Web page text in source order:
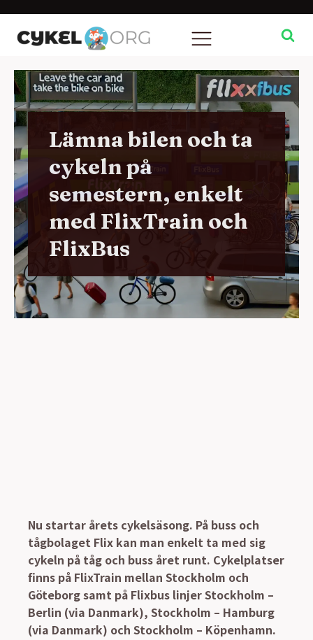
Lämna bilen och ta
cykeln på
semestern, enkelt
med FlixTrain och
FlixBus
Nu startar årets cykelsäsong. På buss och
tågbolaget Flix kan man enkelt ta med sig
cykeln på tåg och buss året runt. Cykelplatser
finns på FlixTrain mellan Stockholm och
Göteborg samt på Flixbus linjer Stockholm –
Berlin (via Danmark), Stockholm – Hamburg
(via Danmark) och Stockholm – Köpenhamn.